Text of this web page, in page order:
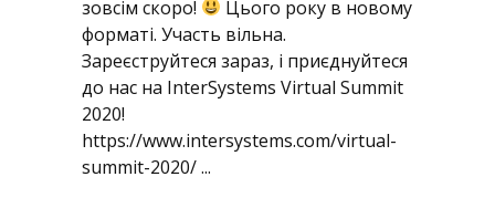
зовсім скоро!
Цього року в новому
форматі. Участь вільна.
Зареєструйтеся зараз, і приєднуйтеся
до нас на InterSystems Virtual Summit
2020!
https://www.intersystems.com/virtual-
summit-2020/ ...